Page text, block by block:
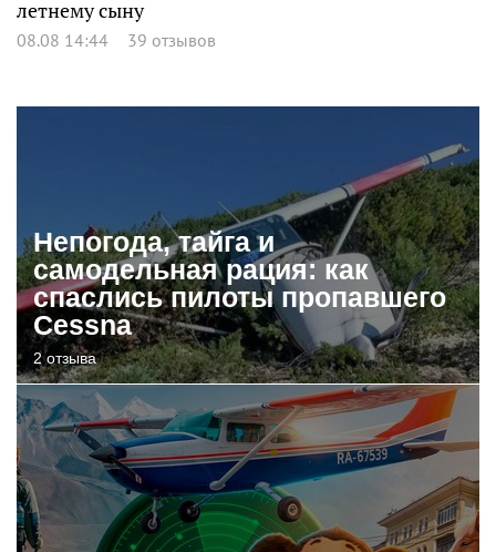
летнему сыну
08.08 14:44 39 отзывов
Непогода, тайга и
самодельная рация: как
спаслись пилоты пропавшего
Cessna
2 отзыва